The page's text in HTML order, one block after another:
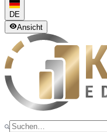
DE
Ansicht